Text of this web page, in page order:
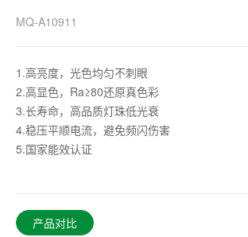
MQ-A10911
1.高亮度，光色均匀不刺眼
2.高显色，Ra≥80还原真色彩
3.长寿命，高品质灯珠低光衰
4.稳压平顺电流，避免频闪伤害
5.国家能效认证
产品对比